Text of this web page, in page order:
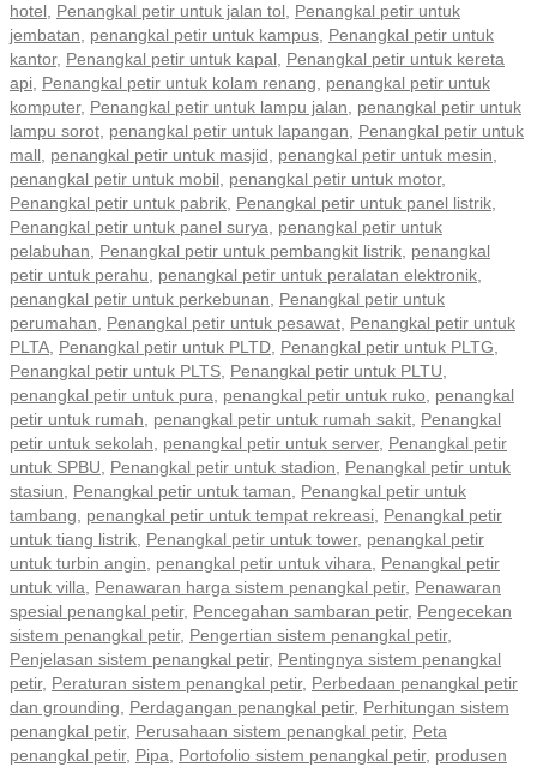
hotel, Penangkal petir untuk jalan tol, Penangkal petir untuk
jembatan, penangkal petir untuk kampus, Penangkal petir untuk
kantor, Penangkal petir untuk kapal, Penangkal petir untuk kereta
api, Penangkal petir untuk kolam renang, penangkal petir untuk
komputer, Penangkal petir untuk lampu jalan, penangkal petir untuk
lampu sorot, penangkal petir untuk lapangan, Penangkal petir untuk
mall, penangkal petir untuk masjid, penangkal petir untuk mesin,
penangkal petir untuk mobil, penangkal petir untuk motor,
Penangkal petir untuk pabrik, Penangkal petir untuk panel listrik,
Penangkal petir untuk panel surya, penangkal petir untuk
pelabuhan, Penangkal petir untuk pembangkit listrik, penangkal
petir untuk perahu, penangkal petir untuk peralatan elektronik,
penangkal petir untuk perkebunan, Penangkal petir untuk
perumahan, Penangkal petir untuk pesawat, Penangkal petir untuk
PLTA, Penangkal petir untuk PLTD, Penangkal petir untuk PLTG,
Penangkal petir untuk PLTS, Penangkal petir untuk PLTU,
penangkal petir untuk pura, penangkal petir untuk ruko, penangkal
petir untuk rumah, penangkal petir untuk rumah sakit, Penangkal
petir untuk sekolah, penangkal petir untuk server, Penangkal petir
untuk SPBU, Penangkal petir untuk stadion, Penangkal petir untuk
stasiun, Penangkal petir untuk taman, Penangkal petir untuk
tambang, penangkal petir untuk tempat rekreasi, Penangkal petir
untuk tiang listrik, Penangkal petir untuk tower, penangkal petir
untuk turbin angin, penangkal petir untuk vihara, Penangkal petir
untuk villa, Penawaran harga sistem penangkal petir, Penawaran
spesial penangkal petir, Pencegahan sambaran petir, Pengecekan
sistem penangkal petir, Pengertian sistem penangkal petir,
Penjelasan sistem penangkal petir, Pentingnya sistem penangkal
petir, Peraturan sistem penangkal petir, Perbedaan penangkal petir
dan grounding, Perdagangan penangkal petir, Perhitungan sistem
penangkal petir, Perusahaan sistem penangkal petir, Peta
penangkal petir, Pipa, Portofolio sistem penangkal petir, produsen